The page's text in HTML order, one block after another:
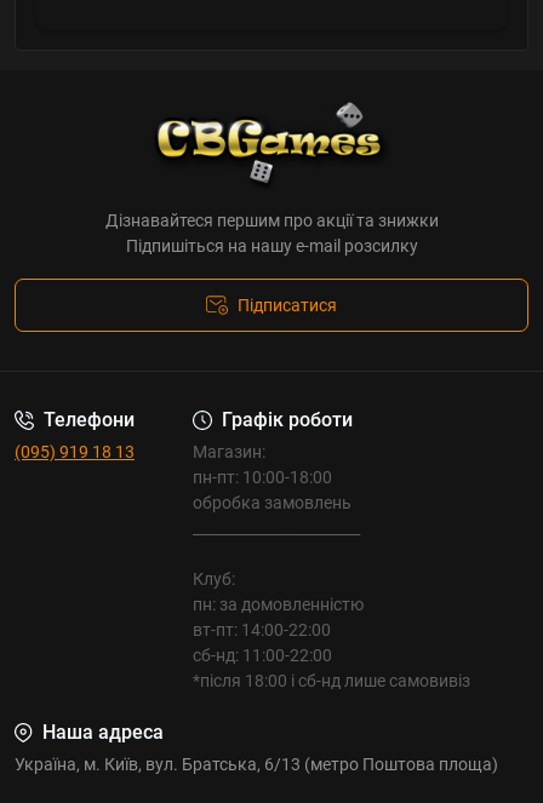
Дізнавайтеся першим про акції та знижки
Підпишіться на нашу e-mail розсилку
Підписатися
Телефони
(095) 919 18 13
Графік роботи
Магазин:
пн-пт: 10:00-18:00
обробка замовлень
Клуб:
пн: за домовленністю
вт-пт: 14:00-22:00
сб-нд: 11:00-22:00
*після 18:00 і сб-нд лише самовивіз
Наша адреса
Україна, м. Київ, вул. Братська, 6/13 (метро Поштова площа)